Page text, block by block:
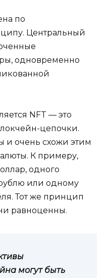
по
Центральный
одновременно
NFT — это
цепочки.
и очень схожи этим
К примеру,
одного
или одному
Тот же принцип
равноценны.
могут быть